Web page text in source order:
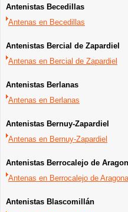
Antenistas Becedillas
Antenas en Becedillas
Antenistas Bercial de Zapardiel
Antenas en Bercial de Zapardiel
Antenistas Berlanas
Antenas en Berlanas
Antenistas Bernuy-Zapardiel
Antenas en Bernuy-Zapardiel
Antenistas Berrocalejo de
Antenas en Berrocalejo de Aragona
Antenistas Blascomillán